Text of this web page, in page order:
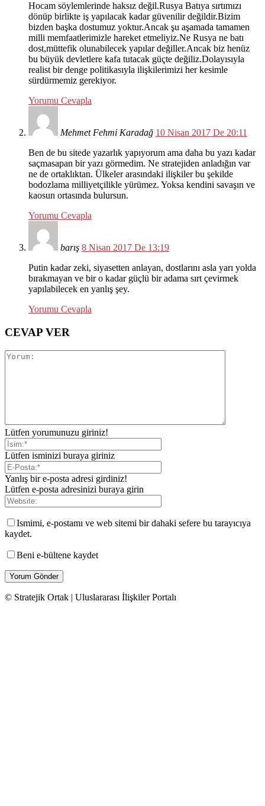
Hocam söylemlerinde haksız değil.Rusya Batıya sırtımızı
dönüp birlikte iş yapılacak kadar güvenilir değildir.Bizim
bizden başka dostumuz yoktur.Ancak şu aşamada tamamen
milli memfaatlerimizle hareket etmeliyiz.Ne Rusya ne batı
dost,müttefik olunabilecek yapılar değiller.Ancak biz henüz
bu büyük devletlere kafa tutacak güçte değiliz.Dolayısıyla
realist bir denge politikasıyla ilişkilerimizi her kesimle
sürdürmemiz gerekiyor.
Yorumu Cevapla
Mehmet Fehmi Karadağ 10 Nisan 2017 De 20:11
Ben de bu sitede yazarlık yapıyorum ama daha bu yazı kadar
saçmasapan bir yazı görmedim. Ne stratejiden anladığın var
ne de ortaklıktan. Ülkeler arasındaki ilişkiler bu şekilde
bodozlama milliyetçilikle yürümez. Yoksa kendini savaşın ve
kaosun ortasında bulursun.
Yorumu Cevapla
barış 8 Nisan 2017 De 13:19
Putin kadar zeki, siyasetten anlayan, dostlarını asla yarı yolda
bırakmayan ve bir o kadar güçlü bir adama sırt çevirmek
yapılabilecek en yanlış şey.
Yorumu Cevapla
CEVAP VER
Lütfen yorumunuzu giriniz!
Lütfen isminizi buraya giriniz
Yanlış bir e-posta adresi girdiniz!
Lütfen e-posta adresinizi buraya girin
Ismimi, e-postamı ve web sitemi bir dahaki sefere bu tarayıcıya
kaydet.
Beni e-bültene kaydet
© Stratejik Ortak | Uluslararası İlişkiler Portalı